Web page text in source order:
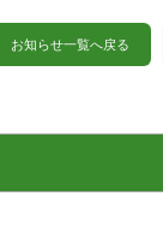
お知らせ一覧へ戻る